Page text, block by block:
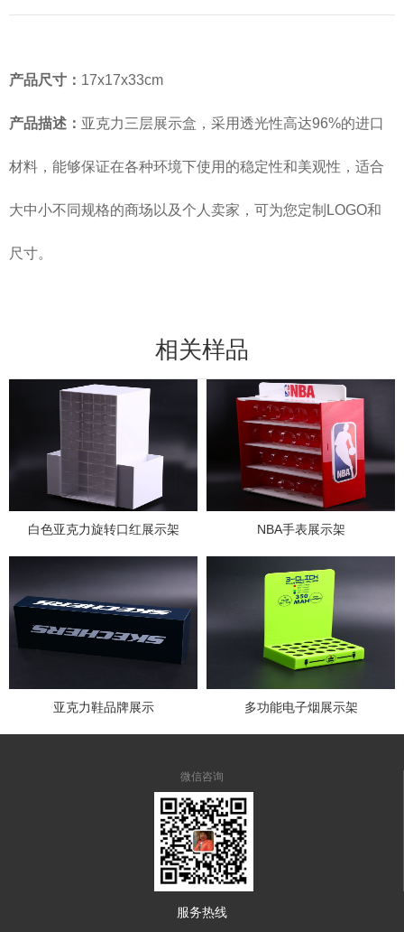
产品尺寸： 17x17x33cm
产品描述： 亚克力三层展示盒，采用透光性高达96%的进口
材料，能够保证在各种环境下使用的稳定性和美观性，适合
大中小不同规格的商场以及个人卖家，可为您定制LOGO和
尺寸。
相关样品
白色亚克力旋转口红展示架 NBA手表展示架
亚克力鞋品牌展示 多功能电子烟展示架
微信咨询
服务热线